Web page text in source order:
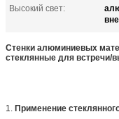
Высокий свет:
Стенки алюминиевых
стеклянные для встречи/
1. Применение